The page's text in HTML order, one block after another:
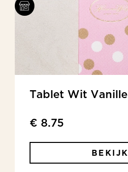
Tablet Wit Vanille
€ 8.75
BEKIJK